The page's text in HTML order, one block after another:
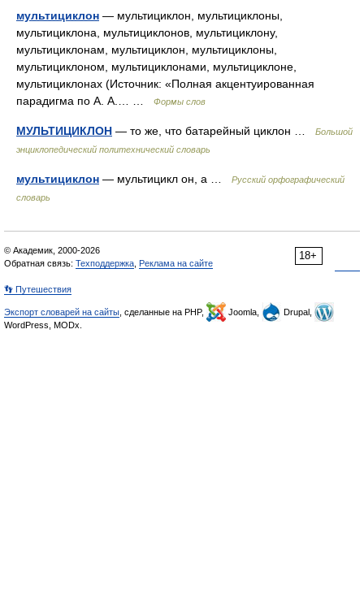
мультициклон — мультициклон, мультициклоны,
мультициклона, мультициклонов, мультициклону,
мультициклонам, мультициклон, мультициклоны,
мультициклоном, мультициклонами, мультициклоне,
мультициклонах (Источник: «Полная акцентуированная
парадигма по А. А.… …
Формы слов
МУЛЬТИЦИКЛОН — то же, что батарейный циклон …
Большой
энциклопедический политехнический словарь
мультициклон — мультицикл он, а …
Русский орфографический
словарь
18+
© Академик, 2000-2026
Обратная связь: Техподдержка Реклама на сайте
👣 Путешествия
Экспорт словарей на сайты , сделанные на PHP, Joomla,
Drupal,
WordPress, MODx.